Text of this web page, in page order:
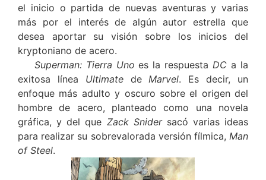
el inicio o partida de nuevas aventuras y varias
más por el interés de algún autor estrella que
desea aportar su visión sobre los inicios del
kryptoniano de acero.
Superman: Tierra Uno es la respuesta DC a la
exitosa línea Ultimatede Marvel. Es decir, un
enfoque más adulto y oscuro sobre el origen del
hombre de acero, planteado como una novela
gráfica, y del que Zack Snidersacó varias ideas
para realizar su sobrevalorada versión fílmica, Man
of Steel.